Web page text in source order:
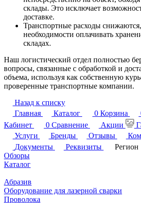
склады. Это исключает
доставке.
Транспортные расходы
необходимости оплачивать
складах.
Наш логистический отдел полностью
вопросы, связанные с обработкой и
объема, используя как собственную
проверенные транспортные компании.
Назад к списку
Главная
Каталог 0 Корзина
Кабинет
0 Сравнение Акции
Услуги
Бренды Отзывы
Документы
Реквизиты Регион
Обзоры
Каталог
Абразив
Оборудование для лазерной сварки
Проволока